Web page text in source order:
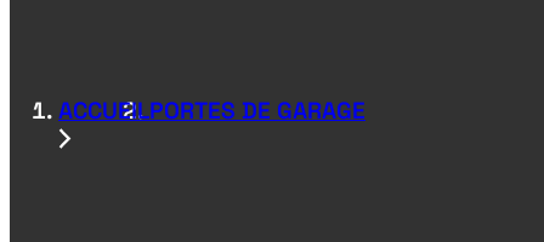
ACCUEILPORTES DE GARAGE